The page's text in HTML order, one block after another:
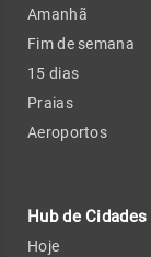
Amanhã
Fim de semana
15 dias
Praias
Aeroportos
Hub de Cidades
Hoje